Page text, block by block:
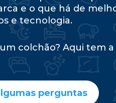
e o que há de
e tecnologia.
colchão? Aqui tem a
perguntas